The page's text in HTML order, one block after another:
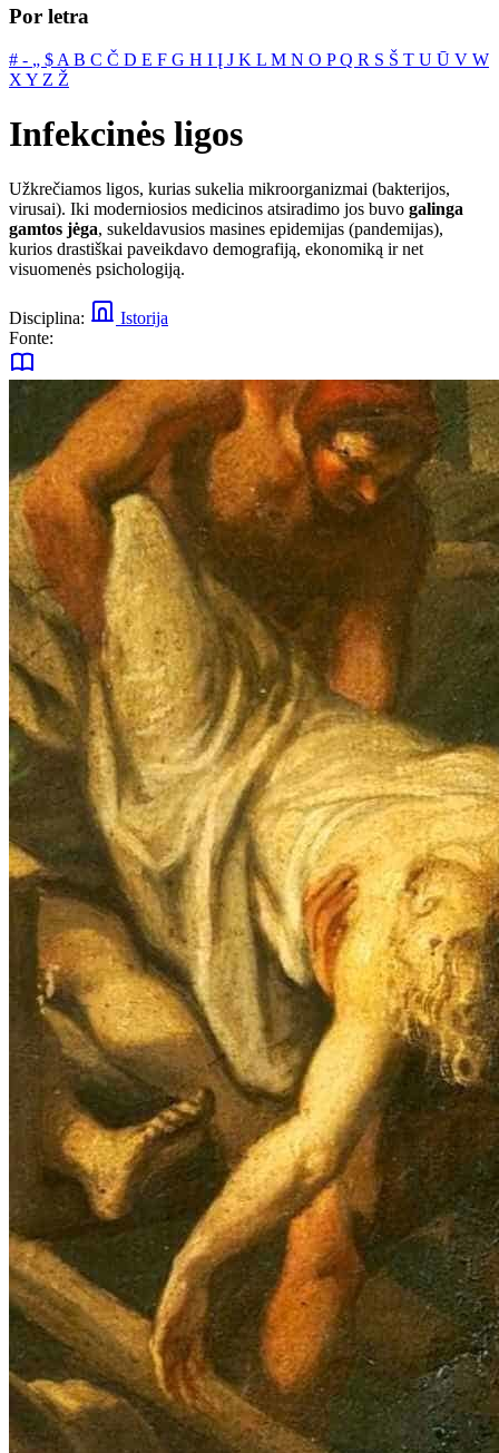
Por letra
# ‐ „ $ A B C Č D E F G H I Į J K L M N O PQ R S Š T U Ū V W
X Y Z Ž
Infekcinės ligos
Užkrečiamos ligos, kurias sukelia mikroorganizmai (bakterijos,
virusai). Iki moderniosios medicinos atsiradimo jos buvo galinga
gamtos jėga, sukeldavusios masines epidemijas (pandemijas),
kurios drastiškai paveikdavo demografiją, ekonomiką ir net
visuomenės psichologiją.
Disciplina:
Istorija
Fonte: